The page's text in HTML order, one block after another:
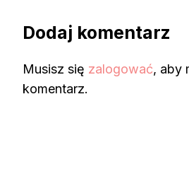
Dodaj komentarz
Musisz się zalogować, aby
komentarz.